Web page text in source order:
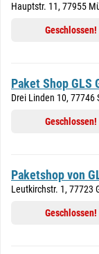
Hauptstr. 11, 77955
Geschlossen!
Paket Shop GLS
Drei Linden 10, 77746
Geschlossen!
Paketshop von
Leutkirchstr. 1, 77723
Geschlossen!